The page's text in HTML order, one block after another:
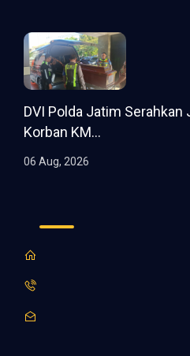
DVI Polda Jatim Serahkan
Korban KM...
06 Aug, 2026